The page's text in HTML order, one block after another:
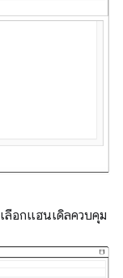
ลือกแฮนเดิลควบคุม